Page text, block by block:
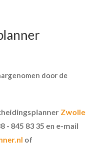
door de
Zwolle
- 845 83 35 en e-mail
of